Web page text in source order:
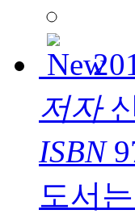
저자
ISBN
도서